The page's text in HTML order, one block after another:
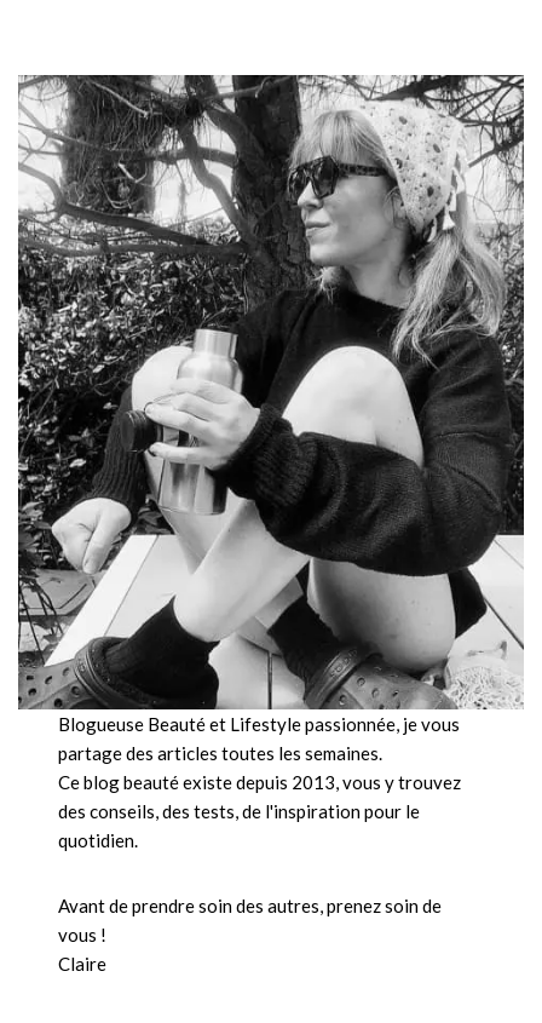
Blogueuse Beauté et Lifestyle passionnée, je vous
partage des articles toutes les semaines.
Ce blog beauté existe depuis 2013, vous y trouvez
des conseils, des tests, de l'inspiration pour le
quotidien.
Avant de prendre soin des autres, prenez soin de
vous !
Claire